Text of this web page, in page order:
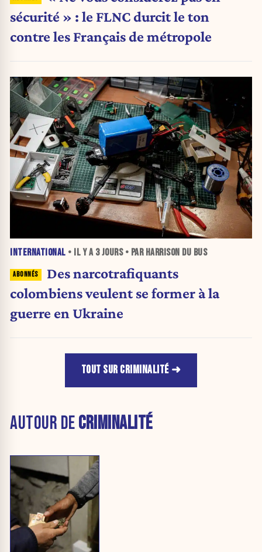
sécurité » : le FLNC durcit le ton
contre les Français de métropole
INTERNATIONAL • IL Y A 3 JOURS• PAR HARRISON DU BUS
Des narcotrafiquants
colombiens veulent se former à la
guerre en Ukraine
TOUT SUR CRIMINALITÉ
AUTOUR DECRIMINALITÉ